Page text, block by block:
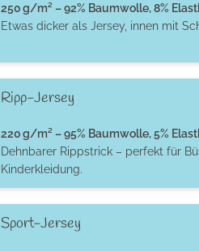
250 g/m² – 92% Baumwolle, 8%
Etwas dicker als Jersey, innen mit
Ripp-Jersey
220 g/m² – 95% Baumwolle, 5%
Dehnbarer Rippstrick – perfekt für
Kinderkleidung.
Sport-Jersey